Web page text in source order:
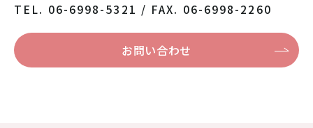
TEL. 06-6998-5321 / FAX. 06-6998-2260
お問い合わせ